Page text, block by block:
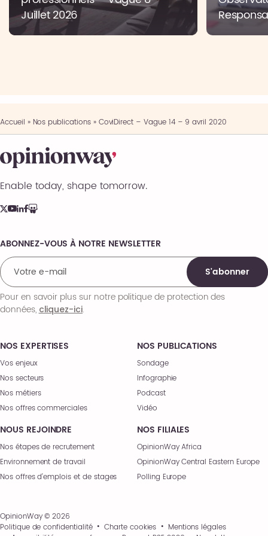
Juillet 2026
Accueil » Nos publications» CoviDirect – Vague 14 – 9 avril 2020
Enable today, shape tomorrow.
NOS EXPERTISES
Vos enjeux
Nos secteurs
Nos métiers
Nos offres commerciales
NOS PUBLICATIONS
Sondage
Infographie
Podcast
Vidéo
NOUS REJOINDRE
Nos étapes de recrutement
Environnement de travail
Nos offres d’emplois et de stages
NOS FILIALES
OpinionWay Africa
OpinionWay Central Eastern Europe
Polling Europe
Comments
ABONNEZ-VOUS À NOTRE NEWSLETTER
S'abonner
Pour en savoir plus sur notre politique de protection des
données,cliquez-ici.
OpinionWay © 2026
Politique de confidentialité
Charte cookies
Mentions légales